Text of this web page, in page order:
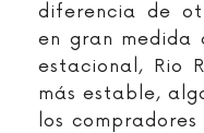
diferencia de
en gran
estacional, Rio
más estable,
los